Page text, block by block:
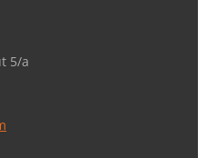
5/a